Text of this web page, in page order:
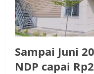
Sampai Juni
NDP capai